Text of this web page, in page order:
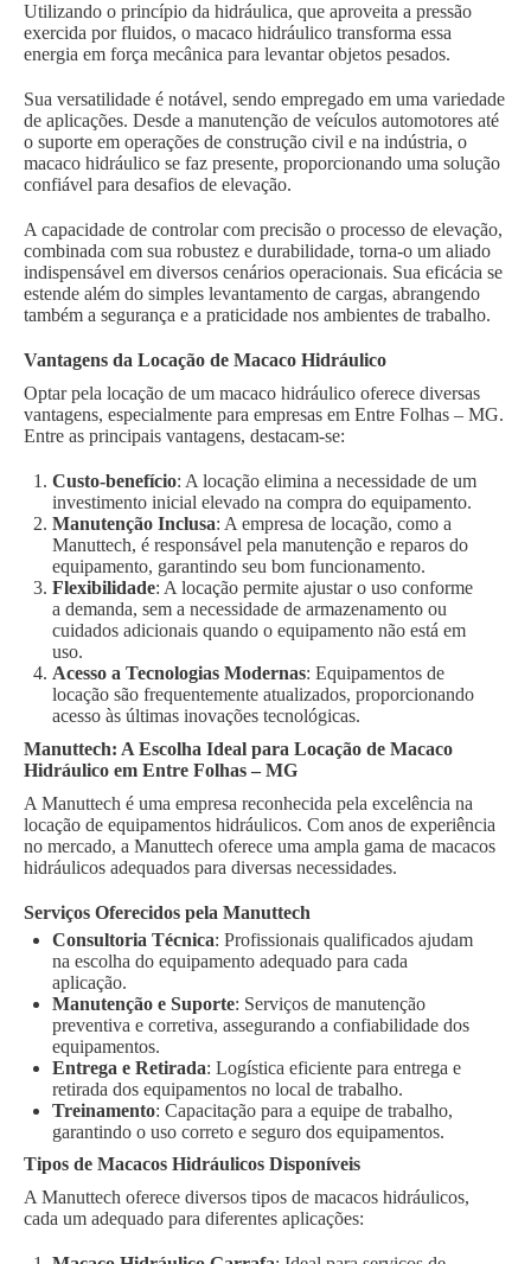
Utilizando o princípio da hidráulica, que aproveita a pressão
exercida por fluidos, o macaco hidráulico transforma essa
energia em força mecânica para levantar objetos pesados.
Sua versatilidade é notável, sendo empregado em uma variedade
de aplicações. Desde a manutenção de veículos automotores até
o suporte em operações de construção civil e na indústria, o
macaco hidráulico se faz presente, proporcionando uma solução
confiável para desafios de elevação.
A capacidade de controlar com precisão o processo de elevação,
combinada com sua robustez e durabilidade, torna-o um aliado
indispensável em diversos cenários operacionais. Sua eficácia se
estende além do simples levantamento de cargas, abrangendo
também a segurança e a praticidade nos ambientes de trabalho.
Vantagens da Locação de Macaco Hidráulico
Optar pela locação de um macaco hidráulico oferece diversas
vantagens, especialmente para empresas em Entre Folhas – MG.
Entre as principais vantagens, destacam-se:
Custo-benefício: A locação elimina a necessidade de um
investimento inicial elevado na compra do equipamento.
Manutenção Inclusa: A empresa de locação, como a
Manuttech, é responsável pela manutenção e reparos do
equipamento, garantindo seu bom funcionamento.
Flexibilidade: A locação permite ajustar o uso conforme
a demanda, sem a necessidade de armazenamento ou
cuidados adicionais quando o equipamento não está em
uso.
Acesso a Tecnologias Modernas: Equipamentos de
locação são frequentemente atualizados, proporcionando
acesso às últimas inovações tecnológicas.
Manuttech: A Escolha Ideal para Locação de Macaco
Hidráulico em Entre Folhas – MG
A Manuttech é uma empresa reconhecida pela excelência na
locação de equipamentos hidráulicos. Com anos de experiência
no mercado, a Manuttech oferece uma ampla gama de macacos
hidráulicos adequados para diversas necessidades.
Serviços Oferecidos pela Manuttech
Consultoria Técnica: Profissionais qualificados ajudam
na escolha do equipamento adequado para cada
aplicação.
Manutenção e Suporte: Serviços de manutenção
preventiva e corretiva, assegurando a confiabilidade dos
equipamentos.
Entrega e Retirada: Logística eficiente para entrega e
retirada dos equipamentos no local de trabalho.
Treinamento: Capacitação para a equipe de trabalho,
garantindo o uso correto e seguro dos equipamentos.
Tipos de Macacos Hidráulicos Disponíveis
A Manuttech oferece diversos tipos de macacos hidráulicos,
cada um adequado para diferentes aplicações: